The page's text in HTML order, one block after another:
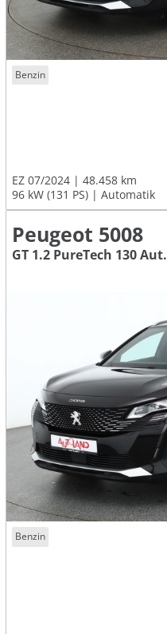
Benzin
EZ 07/2024
48.458 km
96 kW (131 PS)
Automatik
Peugeot 5008
GT 1.2 PureTech 130 Aut.
Benzin